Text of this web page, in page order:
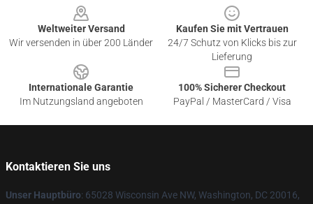
Weltweiter Versand
Wir versenden in über 200 Länder
Kaufen Sie mit Vertrauen
24/7 Schutz von Klicks bis zur
Lieferung
Internationale Garantie
Im Nutzungsland angeboten
100% Sicherer Checkout
PayPal / MasterCard / Visa
Kontaktieren Sie uns
Unser Hauptbüro: 65028 Wisconsin Ave NW, Washington, DC 20016,